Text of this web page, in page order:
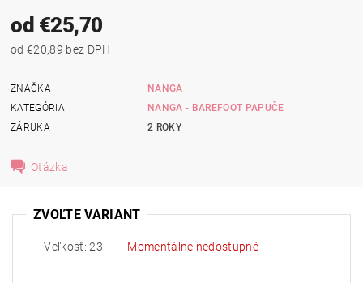
od €25,70
od €20,89 bez DPH
ZNAČKA
NANGA
KATEGÓRIA
NANGA - BAREFOOT PAPUČE
ZÁRUKA
2 ROKY
Otázka
ZVOĽTE VARIANT
Veľkosť: 23 Momentálne nedostupné